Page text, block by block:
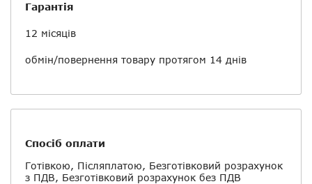
Гарантія
12 місяців
обмін/повернення товару протягом 14 днів
Спосіб оплати
Готівкою, Післяплатою, Безготівковий розрахунок
з ПДВ, Безготівковий розрахунок без ПДВ